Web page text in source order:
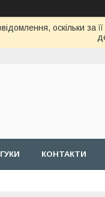
оскільки за
КОНТАКТИ